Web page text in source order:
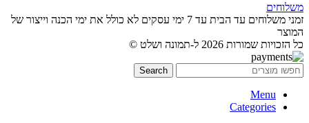
משלוחים
זמני משלוחים עד הבית עד 7 ימי עסקים לא כולל את ימי הכנה וייצור של
המוצר
כל הזכויות שמורות 2026 ל-תמונה ושלט ©
Search
Menu
Categories